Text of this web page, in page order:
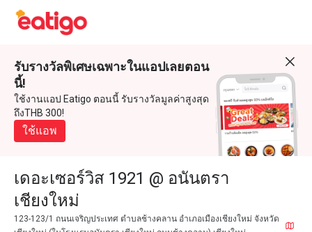
รับรางวัลพิเศษเฉพาะในแอปเลยตอน
นี้!
ใช้งานแอป Eatigo ตอนนี้ รับรางวัลมูลค่าสูงสุด
ถึงTHB 300!
ใช้แอพ
เดอะเซอร์วิส 1921 @ อนันตรา
เชียงใหม่
123-123/1 ถนนเจริญประเทศ ตำบลช้างคลาน อำเภอเมืองเชียงใหม่ จังหวัด